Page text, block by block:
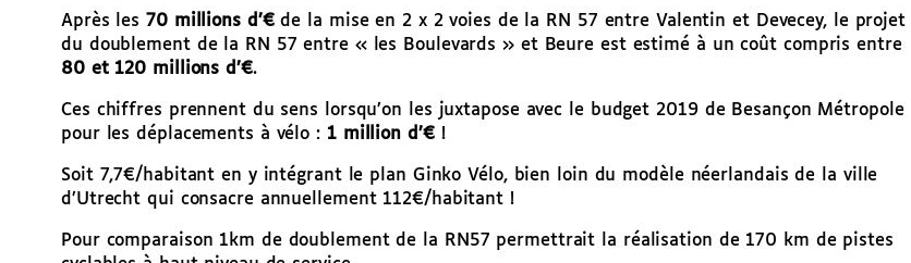
Après les 70 millions d’€de la mise en 2 x 2 voies de la RN 57 entre Valentin et Devecey, le projet
du doublement de la RN 57 entre « les Boulevards » et Beure est estimé à un coût compris entre
80 et 120 millions d’€.
Ces chiffres prennent du sens lorsqu’on les juxtapose avec le budget 2019 de Besançon Métropole
pour les déplacements à vélo : 1 million d’€ !
Soit 7,7€/habitant en y intégrant le plan Ginko Vélo, bien loin du modèle néerlandais de la ville
d’Utrecht qui consacre annuellement 112€/habitant !
Pour comparaison 1km de doublement de la RN57 permettrait la réalisation de 170 km de pistes